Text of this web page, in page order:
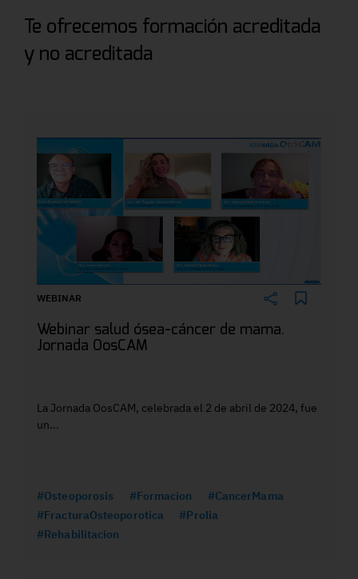
Te ofrecemos formación acreditada
y no acreditada
WEBINAR
Webinar salud ósea-cáncer de mama.
Jornada OosCAM
La Jornada OosCAM, celebrada el 2 de abril de 2024, fue
un...
#Osteoporosis #Formacion
#CancerMama
#FracturaOsteoporotica
#Prolia
#Rehabilitacion